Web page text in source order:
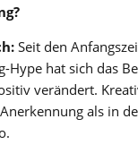
Seit den
Hype hat sich das
verändert.
als in